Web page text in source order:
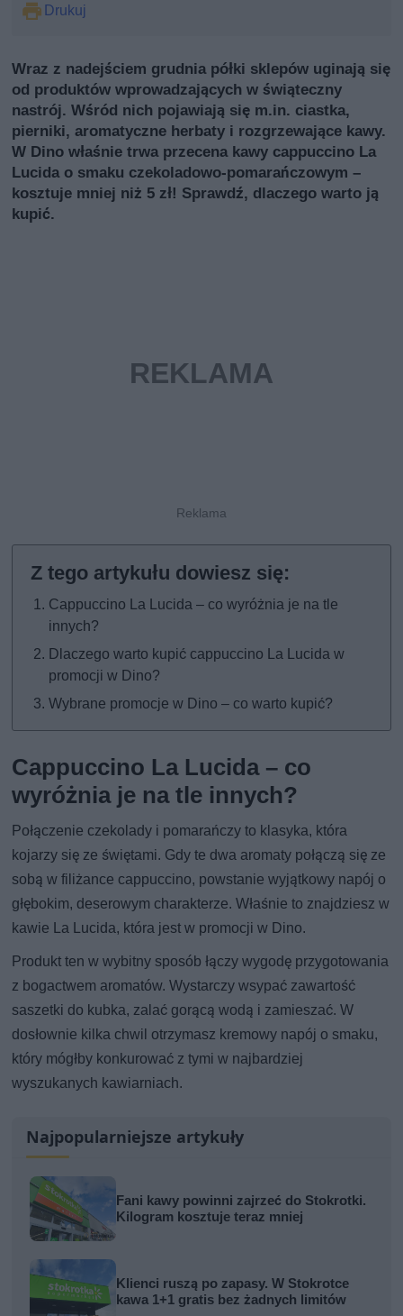
Drukuj
Wraz z nadejściem grudnia półki sklepów uginają się
od produktów wprowadzających w świąteczny
nastrój. Wśród nich pojawiają się m.in. ciastka,
pierniki, aromatyczne herbaty i rozgrzewające kawy.
W Dino właśnie trwa przecena kawy cappuccino La
Lucida o smaku czekoladowo-pomarańczowym –
kosztuje mniej niż 5 zł! Sprawdź, dlaczego warto ją
kupić.
Cappuccino La Lucida – co wyróżnia je na tle
innych?
Dlaczego warto kupić cappuccino La Lucida w
promocji w Dino?
Wybrane promocje w Dino – co warto kupić?
Cappuccino La Lucida – co
wyróżnia je na tle innych?
Połączenie czekolady i pomarańczy to klasyka, która
kojarzy się ze świętami. Gdy te dwa aromaty połączą się ze
sobą w filiżance cappuccino, powstanie wyjątkowy napój o
głębokim, deserowym charakterze. Właśnie to znajdziesz w
kawie La Lucida, która jest w promocji w Dino.
Produkt ten w wybitny sposób łączy wygodę przygotowania
z bogactwem aromatów. Wystarczy wsypać zawartość
saszetki do kubka, zalać gorącą wodą i zamieszać. W
dosłownie kilka chwil otrzymasz kremowy napój o smaku,
który mógłby konkurować z tymi w najbardziej
wyszukanych kawiarniach.
Najpopularniejsze artykuły
Fani kawy powinni zajrzeć do Stokrotki.
Kilogram kosztuje teraz mniej
Klienci ruszą po zapasy. W Stokrotce
kawa 1+1 gratis bez żadnych limitów